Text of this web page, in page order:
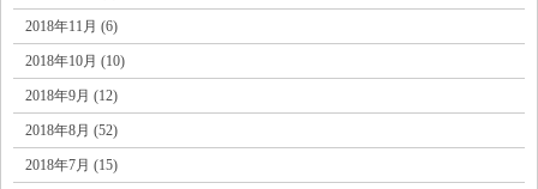
2018年11月 (6)
2018年10月 (10)
2018年9月 (12)
2018年8月 (52)
2018年7月 (15)